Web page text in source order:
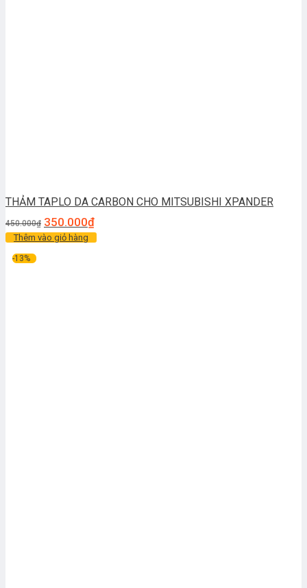
THẢM TAPLO DA CARBON CHO MITSUBISHI XPANDER
450.000₫ 350.000₫
Thêm vào giỏ hàng
-13%